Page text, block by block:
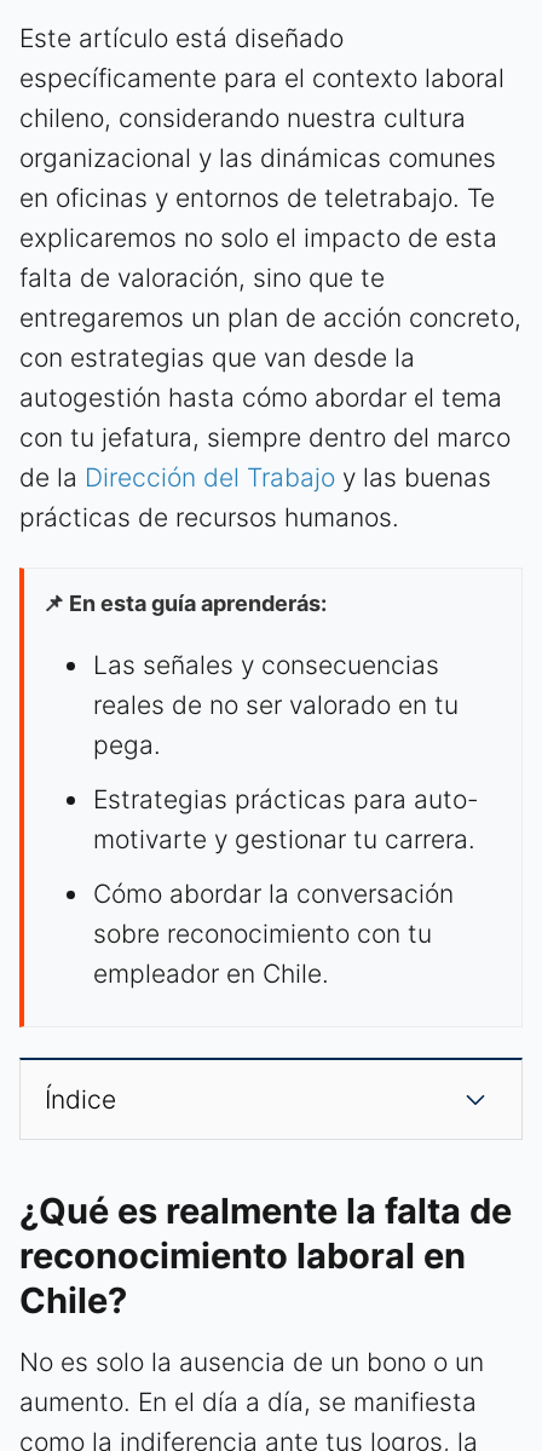
Este artículo está diseñado
específicamente para el contexto laboral
chileno, considerando nuestra cultura
organizacional y las dinámicas comunes
en oficinas y entornos de teletrabajo. Te
explicaremos no solo el impacto de esta
falta de valoración, sino que te
entregaremos un plan de acción concreto,
con estrategias que van desde la
autogestión hasta cómo abordar el tema
con tu jefatura, siempre dentro del marco
de la Dirección del Trabajo y las buenas
prácticas de recursos humanos.
📌 En esta guía aprenderás:
Las señales y consecuencias
reales de no ser valorado en tu
pega.
Estrategias prácticas para auto-
motivarte y gestionar tu carrera.
Cómo abordar la conversación
sobre reconocimiento con tu
empleador en Chile.
Índice
¿Qué es realmente la falta de
reconocimiento laboral en
Chile?
No es solo la ausencia de un bono o un
aumento. En el día a día, se manifiesta
como la indiferencia ante tus logros, la